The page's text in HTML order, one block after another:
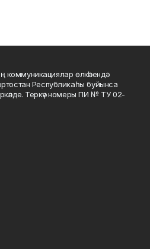
коммуникациялар өлкәһендә
Республикаһы буйынса
Теркәү номеры ПИ № ТУ 02-